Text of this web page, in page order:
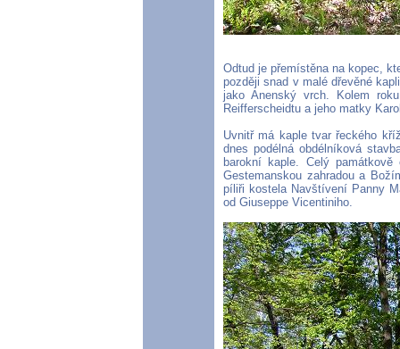
Odtud je přemístěna na kopec,
později snad v malé dřevěné
jako Anenský vrch. Kolem
Reifferscheidtu a jeho matky
Uvnitř má kaple tvar řeckého
dnes podélná obdélníková
barokní kaple. Celý
Gestemanskou zahradou a
píliři kostela Navštívení Panny
od Giuseppe Vicentiniho.